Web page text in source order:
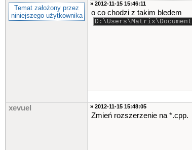
Temat założony przez
niniejszego użytkownika
» 2012-11-15 15:46:11
o co chodzi z takim bledem
xevuel » 2012-11-15 15:48:05
Zmień rozszerzenie na *.cpp.